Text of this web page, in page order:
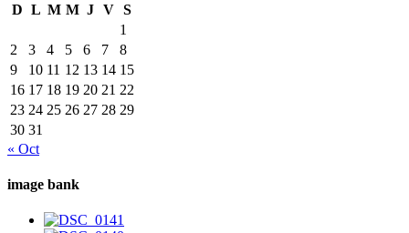
D L M M J V S
1
2
3 4 5 6 7
8
9
10 11 12 13 14 15
16 17 18 19 20 21 22
23 24 25 26 27 28 29
30 31
« Oct
image bank